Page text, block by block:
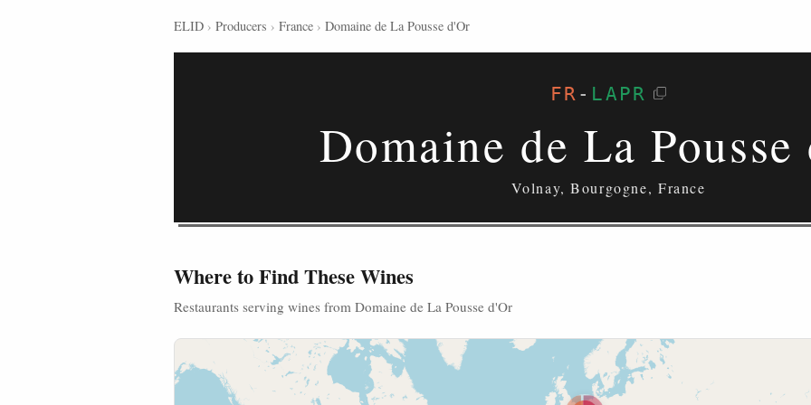
ELID › Producers › France › Domaine de La Pousse d'Or
FR - LAPR
Domaine de La
Volnay, Bourgogne, France
Where to Find These Wines
Restaurants serving wines from Domaine de La Pousse d'Or